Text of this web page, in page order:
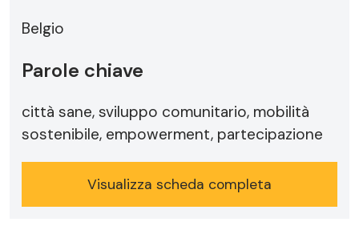
Belgio
Parole chiave
città sane, sviluppo comunitario, mobilità
sostenibile, empowerment, partecipazione
Visualizza scheda completa